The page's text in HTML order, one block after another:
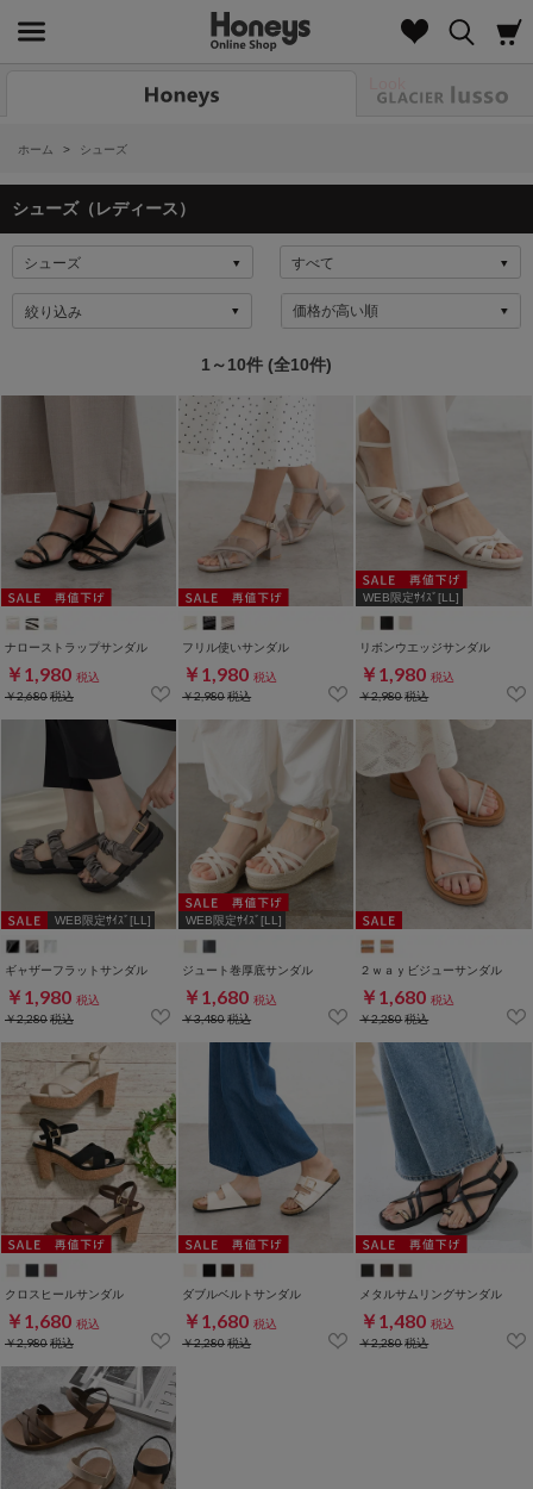
ホーム > シューズ
シューズ（レディース）
絞り込み
1～10件 (全10件)
ナローストラップサンダル
￥1,980 税込
￥2,680税込
フリル使いサンダル
￥1,980 税込
￥2,980税込
WEB限定ｻｲｽﾞ[LL]
リボンウエッジサンダル
￥1,980 税込
￥2,980税込
WEB限定ｻｲｽﾞ[LL]
ギャザーフラットサンダル
￥1,980 税込
￥2,280税込
WEB限定ｻｲｽﾞ[LL]
ジュート巻厚底サンダル
￥1,680 税込
￥3,480税込
２ｗａｙビジューサンダル
￥1,680 税込
￥2,280税込
クロスヒールサンダル
￥1,680 税込
￥2,980税込
ダブルベルトサンダル
￥1,680 税込
￥2,280税込
メタルサムリングサンダル
￥1,480 税込
￥2,280税込